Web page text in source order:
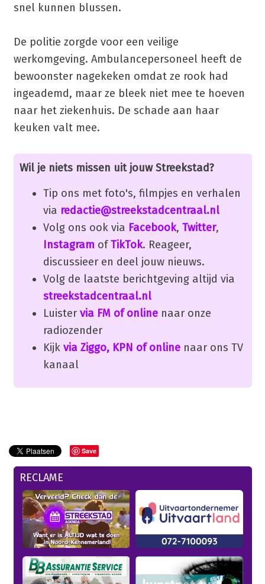
snel kunnen blussen.
De politie zorgde voor een veilige
werkomgeving. Ambulancepersoneel heeft de
bewoonster nagekeken omdat ze rook had
ingeademd, maar ze bleek niet mee te hoeven
naar het ziekenhuis. De schade aan haar
keuken valt mee.
Wil je niets missen uit jouw Streekstad?
Tip ons met foto's, filmpjes en verhalen
via redactie@streekstadcentraal.nl
Volg ons ook via Facebook, Twitter,
Instagram ofTikTok. Reageer,
discussieer en deel jouw nieuws.
Volg de laatste berichtgeving altijd via
streekstadcentraal.nl
Luister via FM of onlinenaar onze
radiozender
Kijk via Ziggo, KPN of onlinenaar ons TV
kanaal
Save
RECLAME